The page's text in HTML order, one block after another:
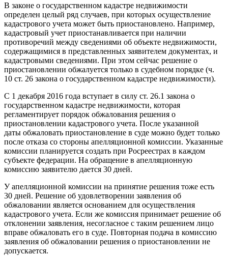
В законе о государственном кадастре недвижимости
определен целый ряд случаев, при которых осуществление
кадастрового учета может быть приостановлено. Например,
кадастровый учет приостанавливается при наличии
противоречий между сведениями об объекте недвижимости,
содержащимися в представленных заявителем документах, и
кадастровыми сведениями. При этом сейчас решение о
приостановлении обжалуется только в судебном порядке (ч.
10 ст. 26 закона о государственном кадастре недвижимости).
С 1 декабря 2016 года вступает в силу ст. 26.1 закона о
государственном кадастре недвижимости, которая
регламентирует порядок обжалования решения о
приостановлении кадастрового учета. После указанной
даты обжаловать приостановление в суде можно будет только
после отказа со стороны апелляционной комиссии. Указанные
комиссии планируется создать при Росреестрах в каждом
субъекте федерации. На обращение в апелляционную
комиссию заявителю дается 30 дней.
У апелляционной комиссии на принятие решения тоже есть
30 дней. Решение об удовлетворении заявления об
обжаловании является основанием для осуществления
кадастрового учета. Если же комиссия принимает решение об
отклонении заявления, несогласное с таким решением лицо
вправе обжаловать его в суде. Повторная подача в комиссию
заявления об обжаловании решения о приостановлении не
допускается.